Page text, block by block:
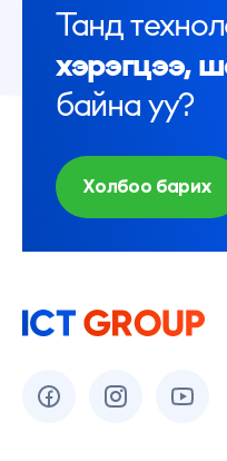
Танд
хэрэгцээ,
байна уу?
Холбоо барих